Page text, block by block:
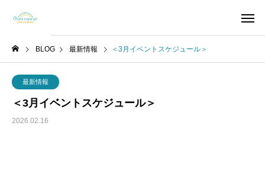
BLOG 最新情報 ＜3月イベントスケジュール＞
最新情報
＜3月イベントスケジュール＞
2026.02.16